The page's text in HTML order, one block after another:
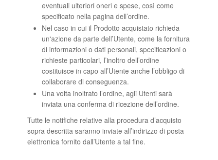
eventuali ulteriori oneri e spese, così come
specificato nella pagina dell’ordine.
Nel caso in cui il Prodotto acquistato richieda
un'azione da parte dell’Utente, come la fornitura
di informazioni o dati personali, specificazioni o
richieste particolari, l’inoltro dell’ordine
costituisce in capo all’Utente anche l’obbligo di
collaborare di conseguenza.
Una volta inoltrato l’ordine, agli Utenti sarà
inviata una conferma di ricezione dell’ordine.
Tutte le notifiche relative alla procedura d’acquisto
sopra descritta saranno inviate all’indirizzo di posta
elettronica fornito dall’Utente a tal fine.